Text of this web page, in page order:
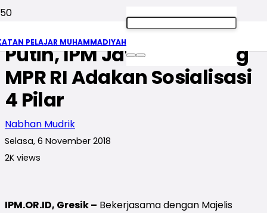
PELAJAR MUHAMMADIYAH
Rajut Kembali Merah
Putih, IPM Jatim Gandeng
MPR RI Adakan Sosialisasi
4 Pilar
Nabhan Mudrik
Selasa, 6 November 2018
2K views
IPM.OR.ID, Gresik – Bekerjasama dengan Majelis